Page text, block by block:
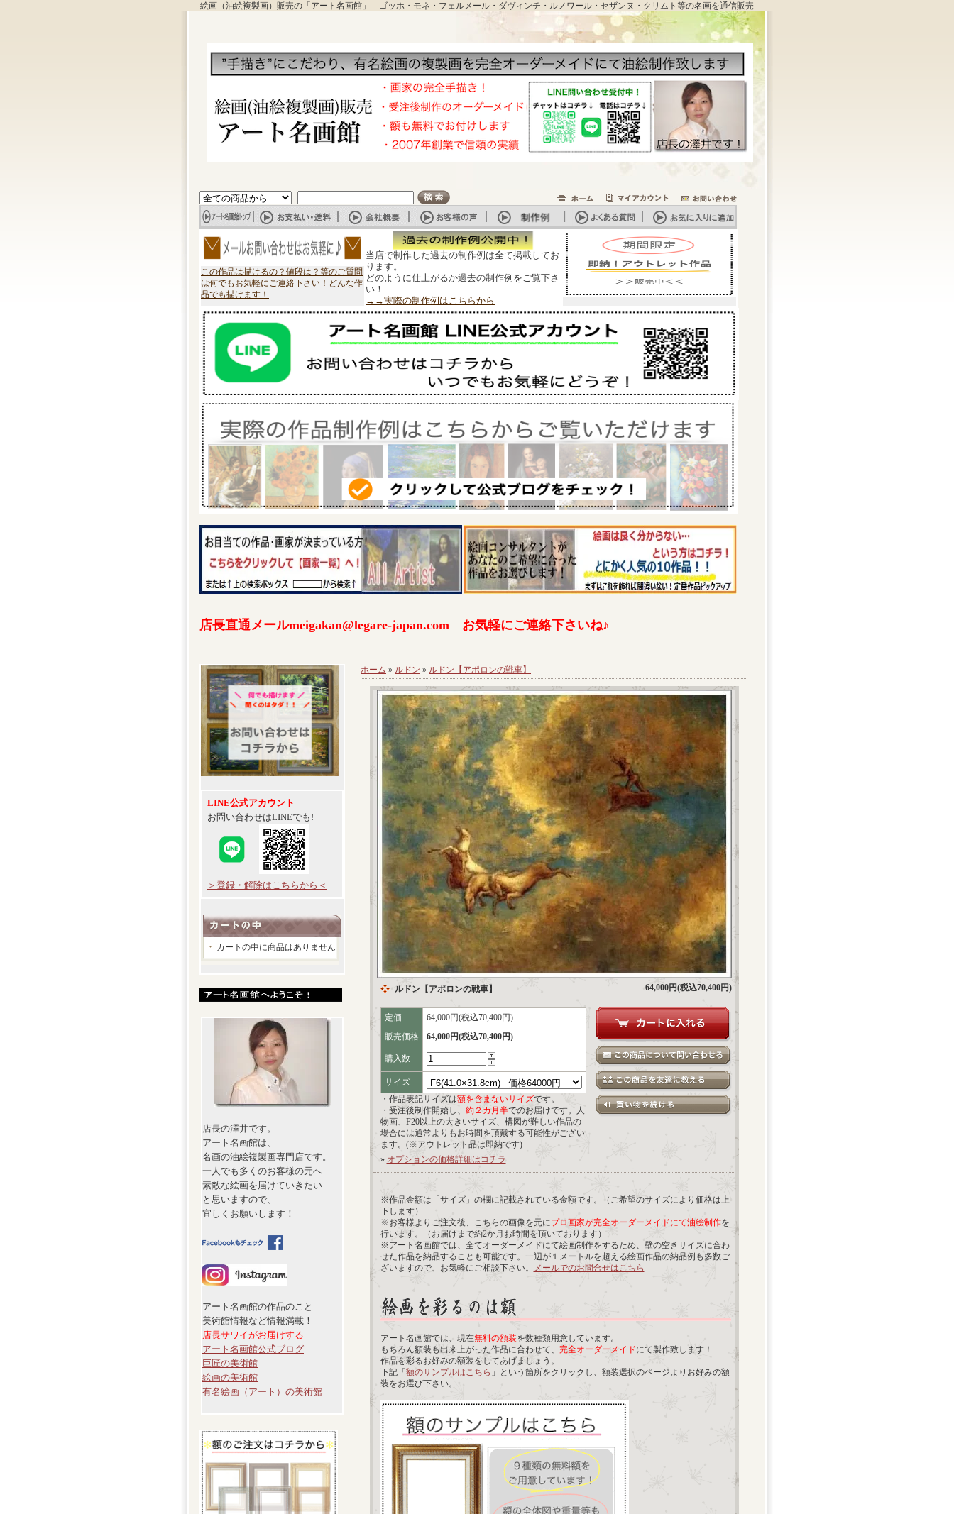
絵画（油絵複製画）販売の「アート名画館」 ゴッホ・モネ・フェルメール・ダヴィンチ・ルノワール・セザンヌ・クリムト等の名画を通信販売
この作品は描けるの？値段は？等のご質問
は何でもお気軽にご連絡下さい！どんな作
品でも描けます！
当店で制作した過去の制作例は全て掲載してお
ります。
どのように仕上がるか過去の制作例をご覧下さ
い！
→→実際の制作例はこちらから
店長直通メールmeigakan@legare-japan.com お気軽にご連絡下さいね♪
LINE公式アカウント
お問い合わせはLINEでも!
＞登録・解除はこちらから＜
カートの中に商品はありません
店長の澤井です。
アート名画館は、
名画の油絵複製画専門店です。
一人でも多くのお客様の元へ
素敵な絵画を届けていきたい
と思いますので、
宜しくお願いします！
アート名画館の作品のこと
美術館情報など情報満載！
店長サワイがお届けする
アート名画館公式ブログ
巨匠の美術館
絵画の美術館
有名絵画（アート）の美術館
ホーム » ルドン » ルドン【アポロンの戦車】
ルドン【アポロンの戦車】 64,000円(税込70,400円)
定価
64,000円(税込70,400円)
販売価格
64,000円(税込70,400円)
購入数
サイズ
・作品表記サイズは額を含まないサイズです。
・受注後制作開始し、 約２カ月半でのお届けです。人
物画、F20以上の大きいサイズ、構図が難しい作品の
場合には通常よりもお時間を頂戴する可能性がござい
ます。(※アウトレット品は即納です)
» オプションの価格詳細はコチラ
※作品金額は「サイズ」の欄に記載されている金額です。（ご希望のサイズにより価格は上
下します）
※お客様よりご注文後、こちらの画像を元にプロ画家が完全オーダーメイドにて油絵制作を
行います。（お届けまで約2か月お時間を頂いております）
※アート名画館では、全てオーダーメイドにて絵画制作をするため、壁の空きサイズに合わ
せた作品を納品することも可能です。一辺が１メートルを超える絵画作品の納品例も多数ご
ざいますので、お気軽にご相談下さい。
メールでのお問合せはこちら
アート名画館では、現在無料の額装を数種類用意しています。
もちろん額装も出来上がった作品に合わせて、 完全オーダーメイドにて製作致します！
作品を彩るお好みの額装をしてあげましょう。
下記「 額のサンプルはこちら 」という箇所をクリックし、額装選択のページよりお好みの額
装をお選び下さい。